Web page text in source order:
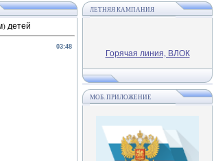
детей
03:48
ЛЕТНЯЯ КАМПАНИЯ
Горячая линия, ВЛОК
МОБ. ПРИЛОЖЕНИЕ